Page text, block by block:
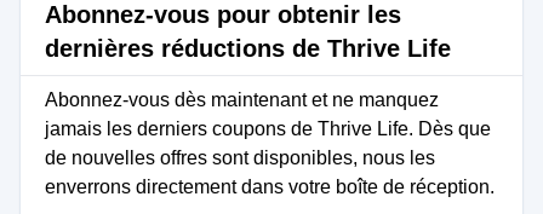
Abonnez-vous pour obtenir les
dernières réductions de Thrive Life
Abonnez-vous dès maintenant et ne manquez
jamais les derniers coupons de Thrive Life. Dès que
de nouvelles offres sont disponibles, nous les
enverrons directement dans votre boîte de réception.